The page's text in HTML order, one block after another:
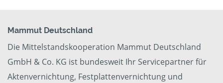
Mammut Deutschland
Die Mittelstandskooperation Mammut Deutschland
GmbH & Co. KG ist bundesweit Ihr Servicepartner für
Aktenvernichtung, Festplattenvernichtung und